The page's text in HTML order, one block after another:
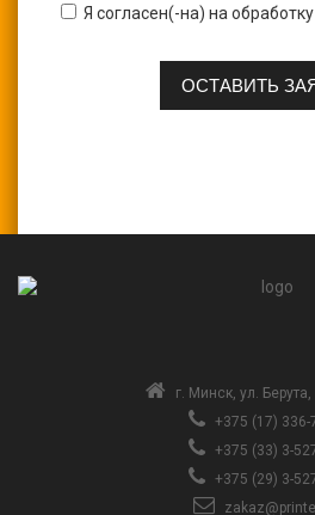
Я согласен(-на) на
г. Минск, ул.
+375 (17) 336-
+375 (33) 3-
+375 (29) 3-